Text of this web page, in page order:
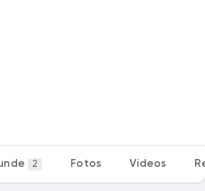
2 Fotos Videos